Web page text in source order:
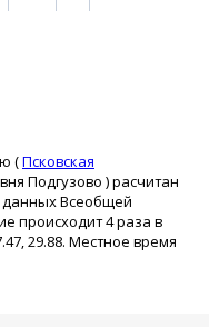
(Псковская
Подгузово ) расчитан
данных Всеобщей
происходит 4 раза в
29.88. Местное время